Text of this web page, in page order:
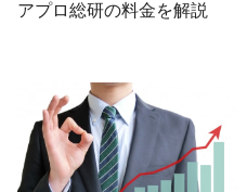
アプロ総研の料金を解説